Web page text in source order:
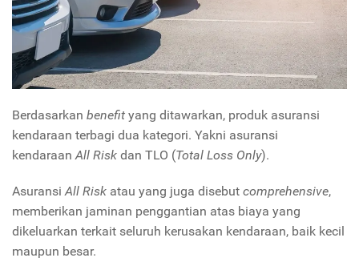
Berdasarkan benefit yang ditawarkan, produk asuransi
kendaraan terbagi dua kategori. Yakni asuransi
kendaraan All Risk dan TLO (Total Loss Only).
Asuransi All Risk atau yang juga disebut comprehensive,
memberikan jaminan penggantian atas biaya yang
dikeluarkan terkait seluruh kerusakan kendaraan, baik kecil
maupun besar.